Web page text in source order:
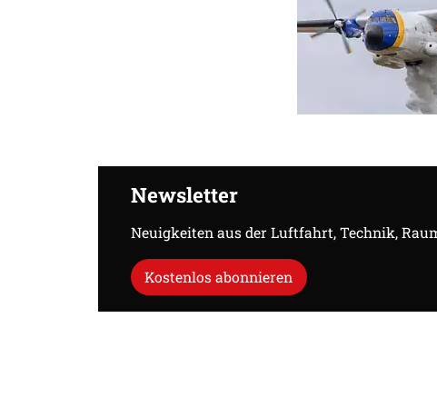
Newsletter
Neuigkeiten aus der Luftfahrt, Technik,
Kostenlos abonnieren